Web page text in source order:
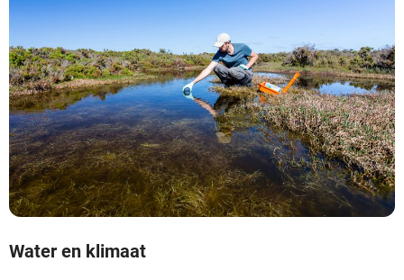
Water en klimaat